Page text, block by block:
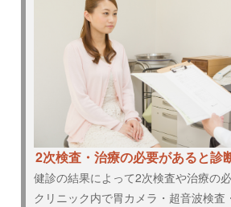
2次検査・治療の必要があると診
健診の結果によって2次検査や治療の
クリニック内で胃カメラ・超音波検査